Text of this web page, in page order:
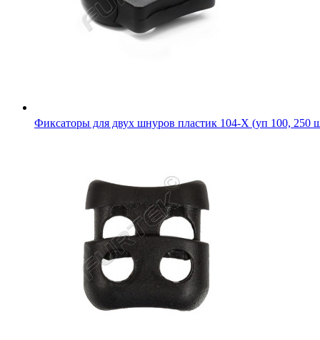
Фиксаторы для двух шнуров пластик 104-Х (уп 100, 250